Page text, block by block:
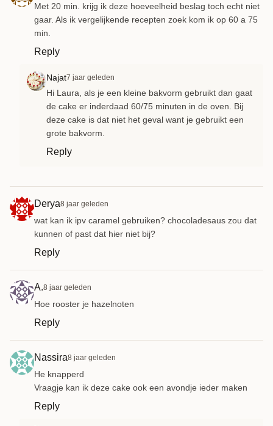
Met 20 min. krijg ik deze hoeveelheid beslag toch echt niet
gaar. Als ik vergelijkende recepten zoek kom ik op 60 a 75
min.
Reply
Najat7 jaar geleden
Hi Laura, als je een kleine bakvorm gebruikt dan gaat
de cake er inderdaad 60/75 minuten in de oven. Bij
deze cake is dat niet het geval want je gebruikt een
grote bakvorm.
Reply
Derya8 jaar geleden
wat kan ik ipv caramel gebruiken? chocoladesaus zou dat
kunnen of past dat hier niet bij?
Reply
A.8 jaar geleden
Hoe rooster je hazelnoten
Reply
Nassira8 jaar geleden
He knapperd
Vraagje kan ik deze cake ook een avondje ieder maken
Reply